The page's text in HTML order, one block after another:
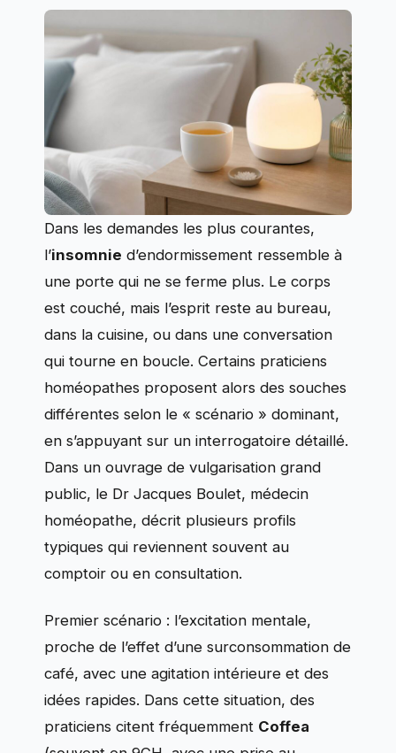
Dans les demandes les plus courantes,
l’insomnie d’endormissement ressemble à
une porte qui ne se ferme plus. Le corps
est couché, mais l’esprit reste au bureau,
dans la cuisine, ou dans une conversation
qui tourne en boucle. Certains praticiens
homéopathes proposent alors des souches
différentes selon le « scénario » dominant,
en s’appuyant sur un interrogatoire détaillé.
Dans un ouvrage de vulgarisation grand
public, le Dr Jacques Boulet, médecin
homéopathe, décrit plusieurs profils
typiques qui reviennent souvent au
comptoir ou en consultation.
Premier scénario : l’excitation mentale,
proche de l’effet d’une surconsommation de
café, avec une agitation intérieure et des
idées rapides. Dans cette situation, des
praticiens citent fréquemment Coffea